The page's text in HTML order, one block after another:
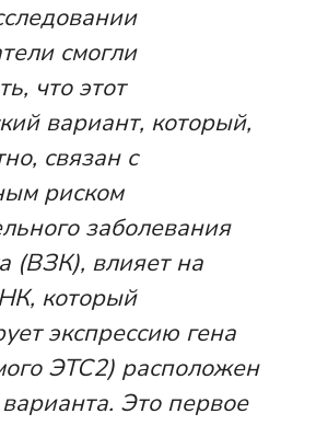
смогли
что этот
вариант, который,
связан с
риском
заболевания
(ВЗК), влияет на
который
экспрессию гена
ЭТС2) расположен
Это первое